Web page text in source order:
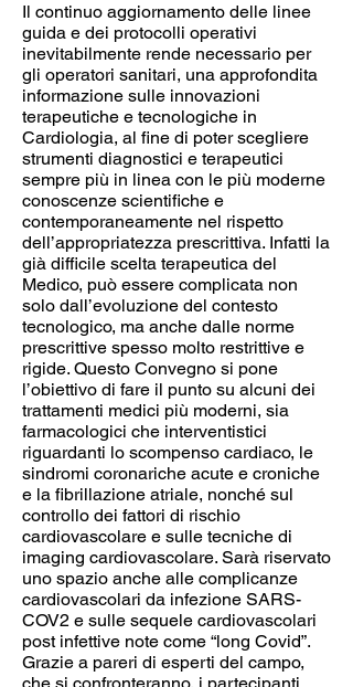
Il continuo aggiornamento delle linee
guida e dei protocolli operativi
inevitabilmente rende necessario per
gli operatori sanitari, una approfondita
informazione sulle innovazioni
terapeutiche e tecnologiche in
Cardiologia, al fine di poter scegliere
strumenti diagnostici e terapeutici
sempre più in linea con le più moderne
conoscenze scientifiche e
contemporaneamente nel rispetto
dell’appropriatezza prescrittiva. Infatti la
già difficile scelta terapeutica del
Medico, può essere complicata non
solo dall’evoluzione del contesto
tecnologico, ma anche dalle norme
prescrittive spesso molto restrittive e
rigide. Questo Convegno si pone
l’obiettivo di fare il punto su alcuni dei
trattamenti medici più moderni, sia
farmacologici che interventistici
riguardanti lo scompenso cardiaco, le
sindromi coronariche acute e croniche
e la fibrillazione atriale, nonché sul
controllo dei fattori di rischio
cardiovascolare e sulle tecniche di
imaging cardiovascolare. Sarà riservato
uno spazio anche alle complicanze
cardiovascolari da infezione SARS-
COV2 e sulle sequele cardiovascolari
post infettive note come “long Covid”.
Grazie a pareri di esperti del campo,